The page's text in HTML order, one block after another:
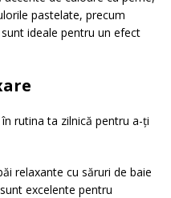
pastelate, precum
ideale pentru un efect
rutina ta zilnică pentru a-ți
relaxante cu săruri de baie
excelente pentru